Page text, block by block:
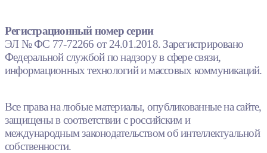
Регистрационный номер серии
ЭЛ № ФС 77-72266 от 24.01.2018. Зарегистрировано
Федеральной службой по надзору в сфере связи,
информационных технологий и массовых коммуникаций.
Все права на любые материалы, опубликованные на сайте,
защищены в соответствии с российским и
международным законодательством об интеллектуальной
собственности.